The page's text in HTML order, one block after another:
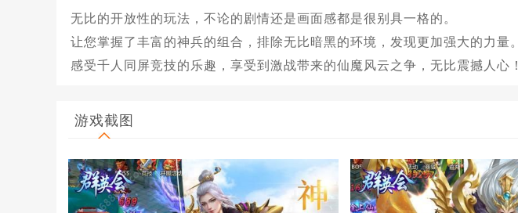
无比的开放性的玩法，不论的剧情还是画面感都是很别具一格的。
让您掌握了丰富的神兵的组合，排除无比暗黑的环境，发现更加强大的力量。
感受千人同屏竞技的乐趣，享受到激战带来的仙魔风云之争，无比震撼人心！
游戏截图